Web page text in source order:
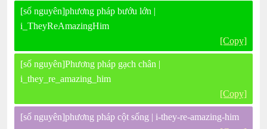
[số nguyên]phương pháp bướu lớn |
i_TheyReAmazingHim
[Copy]
[số nguyên]Phương pháp gạch chân |
i_they_re_amazing_him
[Copy]
[số nguyên]phương pháp cột sống | i-they-re-amazing-him